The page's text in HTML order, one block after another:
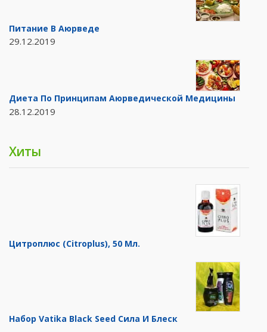
Питание В Аюрведе
29.12.2019
Диета По Принципам Аюрведической Медицины
28.12.2019
Хиты
Цитроплюс (Citroplus), 50 Мл.
Набор Vatika Black Seed Сила И Блеск